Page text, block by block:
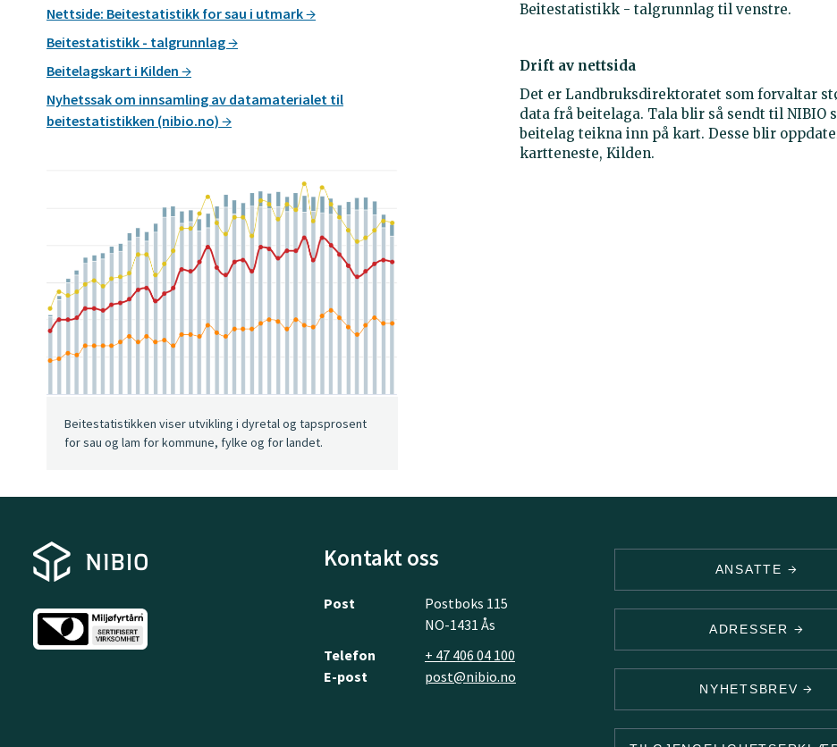
Nettside: Beitestatistikk for sau i utmark
Beitestatistikk - talgrunnlag
Beitelagskart i Kilden
Nyhetssak om innsamling av datamaterialet til
beitestatistikken (nibio.no)
Beitestatistikken viser utvikling i dyretal og tapsprosent
for sau og lam for kommune, fylke og for landet.
Beitestatistikk - talgrunnlag til venstre.
Drift av nettsida
Det er Landbruksdirektoratet som forvaltar
data frå beitelaga. Tala blir så sendt til
beitelag teikna inn på kart. Desse blir
kartteneste, Kilden.
Kontakt oss
Post
Postboks 115
NO-1431 Ås
Telefon
+ 47 406 04 100
E-post
post@nibio.no
ANSATTE
ADRESSER
NYHETSBREV